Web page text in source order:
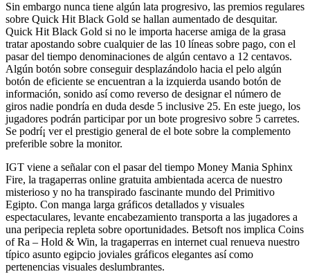
Sin embargo nunca tiene algún lata progresivo, las premios regulares
sobre Quick Hit Black Gold se hallan aumentado de desquitar.
Quick Hit Black Gold si no le importa hacerse amiga de la grasa
tratar apostando sobre cualquier de las 10 líneas sobre pago, con el
pasar del tiempo denominaciones de algún centavo a 12 centavos.
Algún botón sobre conseguir desplazándolo hacia el pelo algún
botón de eficiente se encuentran a la izquierda usando botón de
información, sonido así­ como reverso de designar el número de
giros nadie pondrí­a en duda desde 5 inclusive 25. En este juego, los
jugadores podrán participar por un bote progresivo sobre 5 carretes.
Se podrí¡ ver el prestigio general de el bote sobre la complemento
preferible sobre la monitor.
IGT viene a señalar con el pasar del tiempo Money Mania Sphinx
Fire, la tragaperras online gratuita ambientada acerca de nuestro
misterioso y no ha transpirado fascinante mundo del Primitivo
Egipto. Con manga larga gráficos detallados y visuales
espectaculares, levante encabezamiento transporta a las jugadores a
una peripecia repleta sobre oportunidades. Betsoft nos implica Coins
of Ra – Hold & Win, la tragaperras en internet cual renueva nuestro
típico asunto egipcio joviales gráficos elegantes así­ como
pertenencias visuales deslumbrantes.